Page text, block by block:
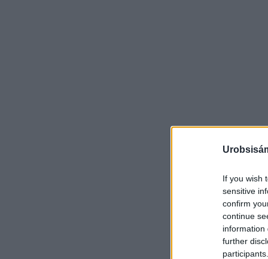
If you wish
sensitive
confirm
continue
information
further